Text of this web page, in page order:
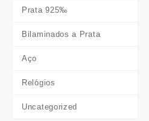
Prata 925‰
Bilaminados a Prata
Aço
Relógios
Uncategorized